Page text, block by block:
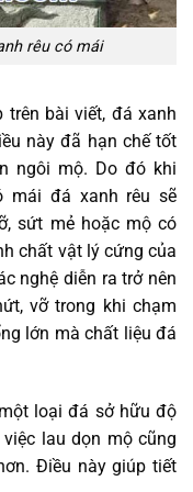
rêu có mái
trên bài viết, đá xanh
này đã hạn chế tốt
ngôi mộ. Do đó khi
mái đá xanh rêu sẽ
sứt mẻ hoặc mộ có
chất vật lý cứng của
nghệ diễn ra trở nên
vỡ trong khi chạm
lớn mà chất liệu đá
loại đá sở hữu độ
lau dọn mộ cũng
Điều này giúp tiết